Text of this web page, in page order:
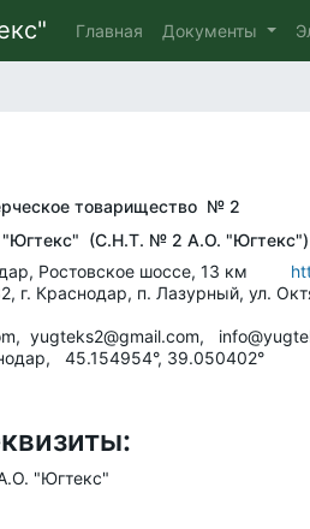
Главная Документы
товарищество № 2
"Югтекс" (С.Н.Т. № 2 А.О. "Югтекс")
Ростовское шоссе, 13 км
г. Краснодар, п. Лазурный, ул.
yugteks2@gmail.com,
45.154954°, 39.050402°
"Югтекс"